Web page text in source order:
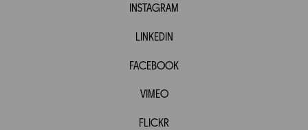
INSTAGRAM
LINKEDIN
FACEBOOK
VIMEO
FLICKR